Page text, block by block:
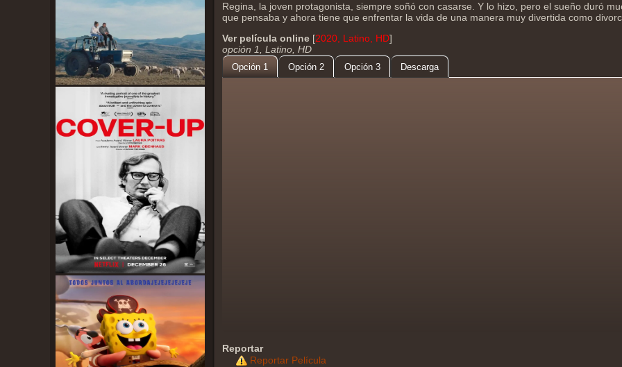
Regina, la joven protagonista, siempre soñó con casarse. Y lo hizo, pero el sueño duró
que pensaba y ahora tiene que enfrentar la vida de una manera muy divertida como
Ver película online [2020, Latino, HD]
opción 1, Latino, HD
Opción 1 Opción 2 Opción 3 Descarga
Reportar
Reportar Película